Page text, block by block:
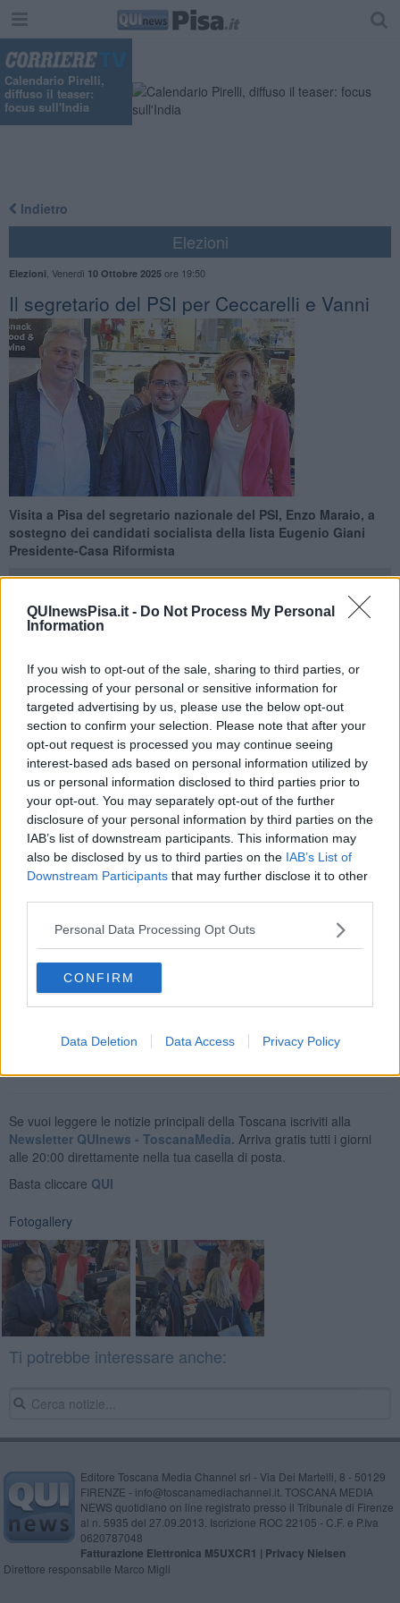
QUInewsPisa.it - Do Not Process My Personal
Information
If you wish to opt-out of the sale, sharing to third parties, or
processing of your personal or sensitive information for
targeted advertising by us, please use the below opt-out
section to confirm your selection. Please note that after your
opt-out request is processed you may continue seeing
interest-based ads based on personal information utilized by
us or personal information disclosed to third parties prior to
your opt-out. You may separately opt-out of the further
disclosure of your personal information by third parties on the
IAB’s list of downstream participants. This information may
also be disclosed by us to third parties on the IAB’s List of
Downstream Participants that may further disclose it to other
Personal Data Processing Opt Outs
CONFIRM
Data Deletion Data Access Privacy Policy
Calendario Pirelli,
diffuso il teaser:
focus sull'India
Indietro
Elezioni
Elezioni Venerdì 10 Ottobre 2025ore 19:50
Il segretario del PSI per Ceccarelli e Vanni
Visita a Pisa del segretario nazionale del PSI, Enzo Maraio, a
sostegno dei candidati socialista della lista Eugenio Giani
Presidente-Casa Riformista
PISA —"I socialisti sono impegnati, in Toscana, per confermare
Eugenio Giani alla Presidenza" ha detto il segretario nazionale del
PSI Enzo Maraio al Gambrinus di Pisa per sostenere i candidati
Sandro Ceccarelli e Maria Vanni.
"Vogliamo continuare ripartendo dai buoni risultati ottenuti sulla
sanità pubblica, sulla scuola pubblica, sulle infrastrutture- ha
ribadito il segretario - Lo facciamo con le donne e gli uomini delle
nostra comunità, con la nostra identità e le nostre idee,
alimentando un progetto riformista nella coalizione"
cittadina che avverte in modo forte il valore di cosa significa
mettersi al servizio della comunità.- ha detto Maria Vanni - E ora,
con il mio Segretario nazionale Enzo Maraio, sono felice di
concludere il percorso in un giorno storico, di pace. Grazie a tutti, e
vada come vada!"
Se vuoi leggere le notizie principali della Toscana iscriviti alla
Newsletter QUInews - ToscanaMedia. Arriva gratis tutti i giorni
alle 20:00 direttamente nella tua casella di posta.
Basta cliccare QUI
Fotogallery
Ti potrebbe interessare anche:
Editore Toscana Media Channel srl - Via Dei Martelli, 8 - 50129
FIRENZE - info@toscanamediachannel.it. TOSCANA MEDIA
NEWS quotidiano on line registrato presso il Tribunale di Firenze
al n. 5935 del 27.09.2013. Iscrizione ROC 22105 - C.F. e P.Iva
0620787048
Fatturazione Elettronica M5UXCR1 | Privacy Nielsen
Direttore responsabile Marco Migli